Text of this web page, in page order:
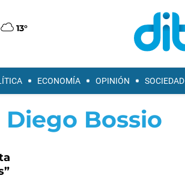
13°
ECONOMÍA OPINIÓN SOCIEDAD
Diego Bossio